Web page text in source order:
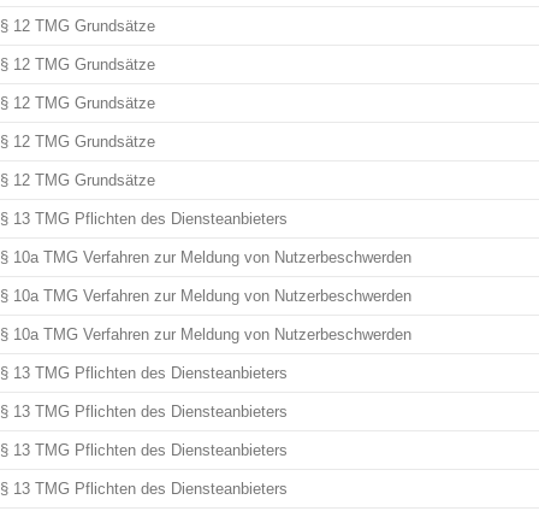
§ 12 TMG Grundsätze
§ 12 TMG Grundsätze
§ 12 TMG Grundsätze
§ 12 TMG Grundsätze
§ 12 TMG Grundsätze
§ 13 TMG Pflichten des Diensteanbieters
§ 10a TMG Verfahren zur Meldung von Nutzerbeschwerden
§ 10a TMG Verfahren zur Meldung von Nutzerbeschwerden
§ 10a TMG Verfahren zur Meldung von Nutzerbeschwerden
§ 13 TMG Pflichten des Diensteanbieters
§ 13 TMG Pflichten des Diensteanbieters
§ 13 TMG Pflichten des Diensteanbieters
§ 13 TMG Pflichten des Diensteanbieters